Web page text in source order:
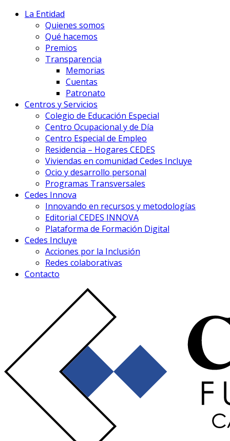
La Entidad
Quienes somos
Qué hacemos
Premios
Transparencia
Memorias
Cuentas
Patronato
Centros y Servicios
Colegio de Educación Especial
Centro Ocupacional y de Día
Centro Especial de Empleo
Residencia – Hogares CEDES
Viviendas en comunidad Cedes Incluye
Ocio y desarrollo personal
Programas Transversales
Cedes Innova
Innovando en recursos y metodologías
Editorial CEDES INNOVA
Plataforma de Formación Digital
Cedes Incluye
Acciones por la Inclusión
Redes colaborativas
Contacto